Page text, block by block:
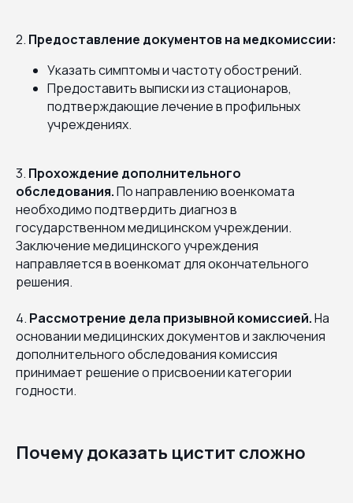
2. Предоставление документов на медкомиссии:
Указать симптомы и частоту обострений.
Предоставить выписки из стационаров,
подтверждающие лечение в профильных
учреждениях.
3. Прохождение дополнительного
обследования.По направлению военкомата
необходимо подтвердить диагноз в
государственном медицинском учреждении.
Заключение медицинского учреждения
направляется в военкомат для окончательного
решения.
4. Рассмотрение дела призывной комиссией.На
основании медицинских документов и заключения
дополнительного обследования комиссия
принимает решение о присвоении категории
годности.
Почему доказать цистит сложно